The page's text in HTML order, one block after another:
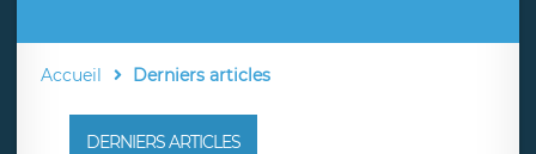
Accueil Derniers articles
DERNIERS ARTICLES